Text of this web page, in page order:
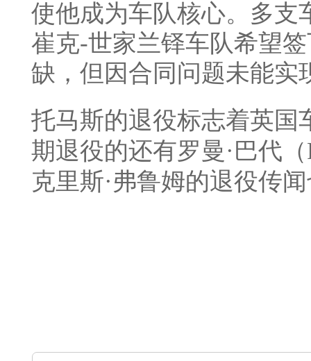
使他成为车队核心。多支
崔克-世家兰铎车队希望
缺，但因合同问题未能实
托马斯的退役标志着英国
期退役的还有罗曼·巴代
克里斯·弗鲁姆的退役传